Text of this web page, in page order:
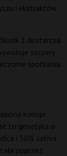
i ekstraktów
1 dostarcza
szczery
spotkania
konopi
to genetyka o
i 30% sativa
poprzez